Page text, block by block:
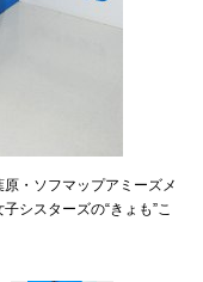
・ソフマップアミーズメ
シスターズの“きょも”こ